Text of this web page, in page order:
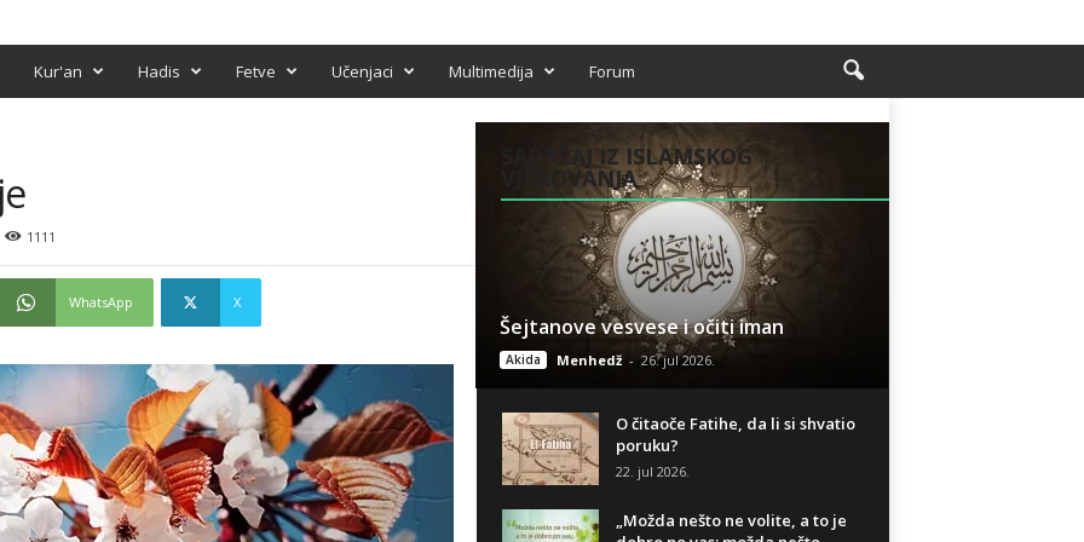
Kur'an Hadis Fetve Učenjaci Multimedija Forum
1111
WhatsApp X
SADRŽAJ IZ ISLAMSKOG
VJEROVANJA
Šejtanove vesvese i očiti iman
Akida Menhedž - 26. jul 2026.
O čitaoče Fatihe, da li si shvatio
poruku?
22. jul 2026.
„Možda nešto ne volite, a to je